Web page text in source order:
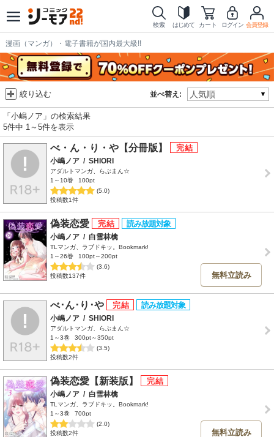
検索 はじめて カート ログイン 会員登録
漫画（マンガ）・電子書籍が国内最大級!!
並べ替え:
絞り込む
「小嶋ノア」の検索結果
5件中 1～5件を表示
べ・ん・り・や【分冊版】
小嶋ノア / SHIORI
アダルトマンガ、らぶまん☆
1～10巻
100pt
(5.0)
投稿数1件
偽装恋愛
小嶋ノア / 白雪林檎
TLマンガ、ラブドキッ。Bookmark!
1～26巻
100pt～200pt
(3.6)
投稿数137件
無料立読み
べ･ん･り･や
小嶋ノア / SHIORI
アダルトマンガ、らぶまん☆
1～3巻
300pt～350pt
(3.5)
投稿数2件
偽装恋愛【新装版】
小嶋ノア / 白雪林檎
TLマンガ、ラブドキッ。Bookmark!
1～3巻
700pt
(2.0)
投稿数2件
無料立読み